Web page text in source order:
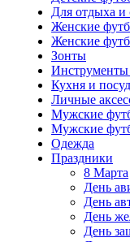
Для отдыха и
Женские
Женские
Зонты
Инструменты
Кухня и
Личные
Мужские
Мужские
Одежда
Праздники
8 Марта
День
День
День
День